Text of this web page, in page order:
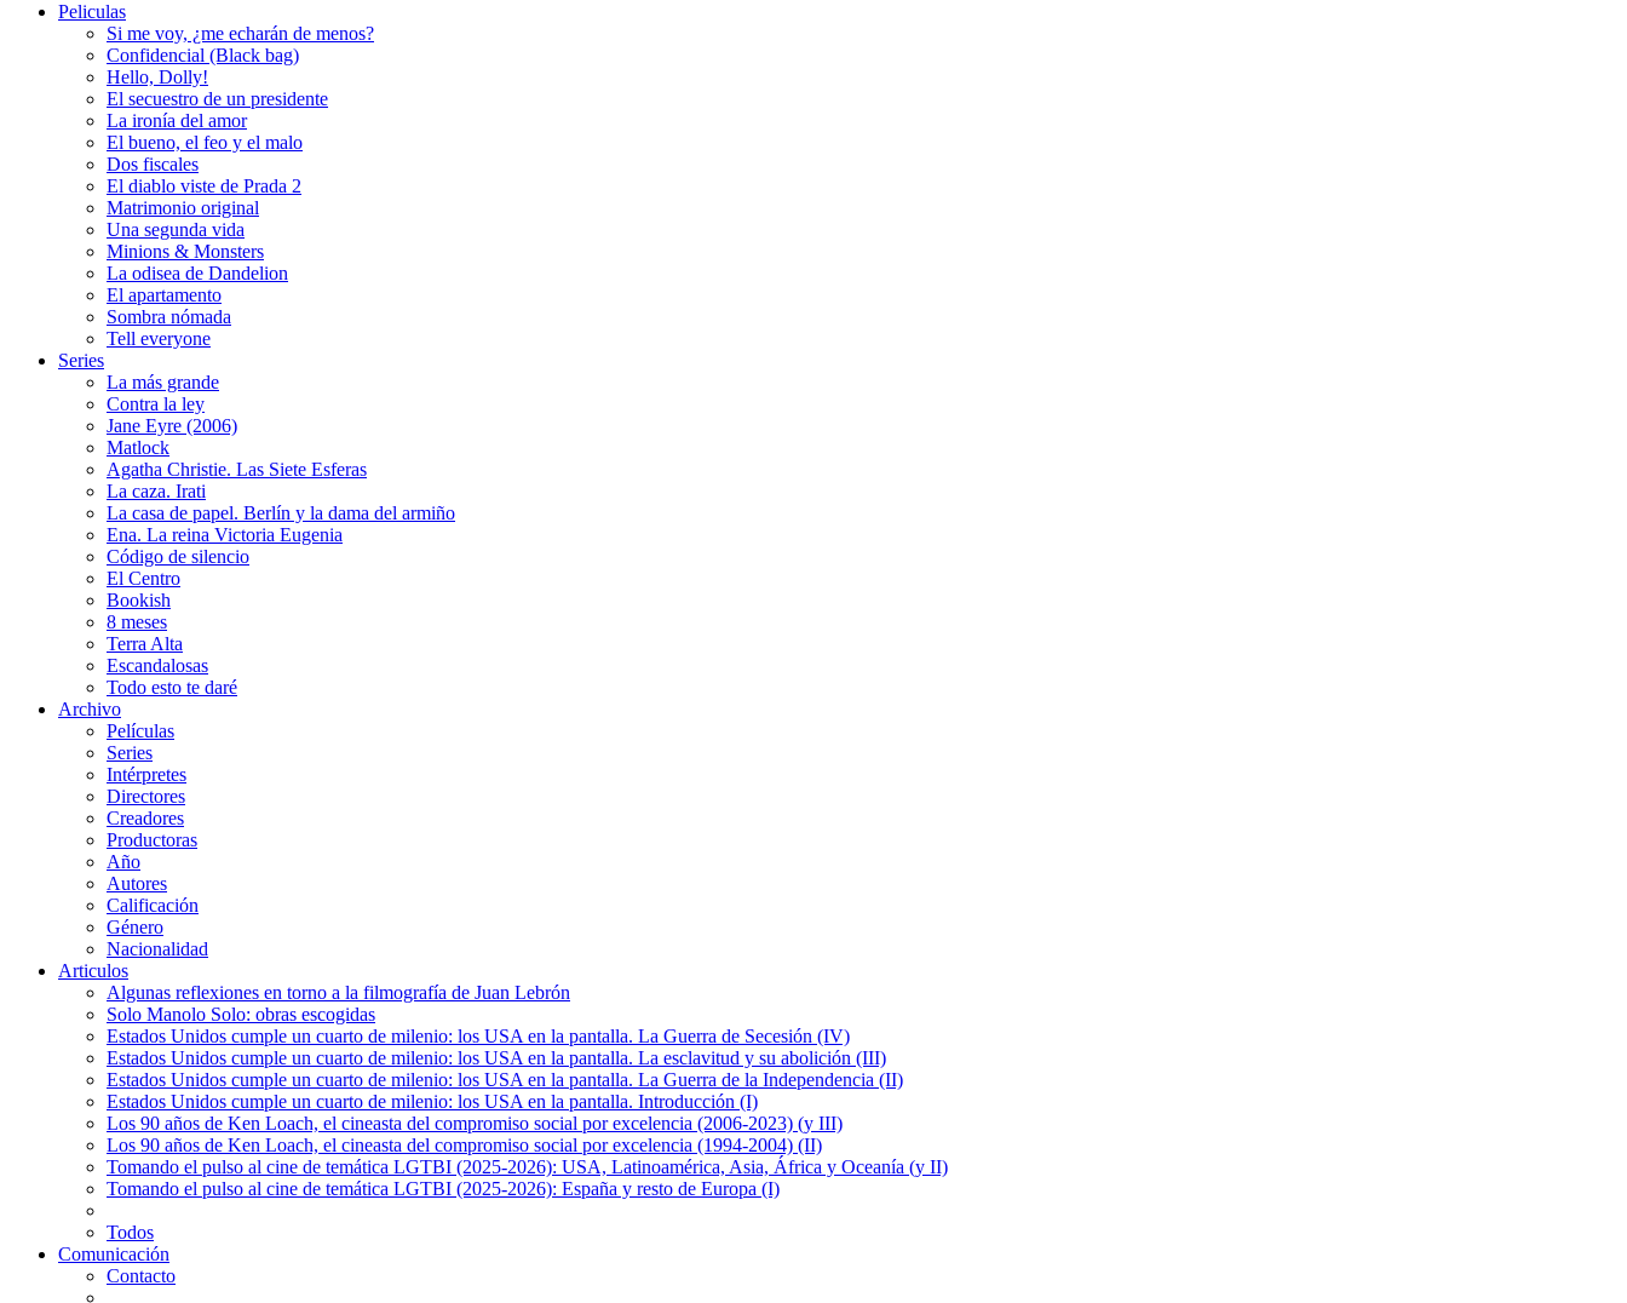
Peliculas
Si me voy, ¿me echarán de menos?
Confidencial (Black bag)
Hello, Dolly!
El secuestro de un presidente
La ironía del amor
El bueno, el feo y el malo
Dos fiscales
El diablo viste de Prada 2
Matrimonio original
Una segunda vida
Minions & Monsters
La odisea de Dandelion
El apartamento
Sombra nómada
Tell everyone
Series
La más grande
Contra la ley
Jane Eyre (2006)
Matlock
Agatha Christie. Las Siete Esferas
La caza. Irati
La casa de papel. Berlín y la dama del armiño
Ena. La reina Victoria Eugenia
Código de silencio
El Centro
Bookish
8 meses
Terra Alta
Escandalosas
Todo esto te daré
Archivo
Películas
Series
Intérpretes
Directores
Creadores
Productoras
Año
Autores
Calificación
Género
Nacionalidad
Articulos
Algunas reflexiones en torno a la filmografía de Juan Lebrón
Solo Manolo Solo: obras escogidas
Estados Unidos cumple un cuarto de milenio: los USA en la pantalla. La Guerra de Secesión (IV)
Estados Unidos cumple un cuarto de milenio: los USA en la pantalla. La esclavitud y su abolición (III)
Estados Unidos cumple un cuarto de milenio: los USA en la pantalla. La Guerra de la Independencia (II)
Estados Unidos cumple un cuarto de milenio: los USA en la pantalla. Introducción (I)
Los 90 años de Ken Loach, el cineasta del compromiso social por excelencia (2006-2023) (y III)
Los 90 años de Ken Loach, el cineasta del compromiso social por excelencia (1994-2004) (II)
Tomando el pulso al cine de temática LGTBI (2025-2026): USA, Latinoamérica, Asia, África y Oceanía (y II)
Tomando el pulso al cine de temática LGTBI (2025-2026): España y resto de Europa (I)
Todos
Comunicación
Contacto